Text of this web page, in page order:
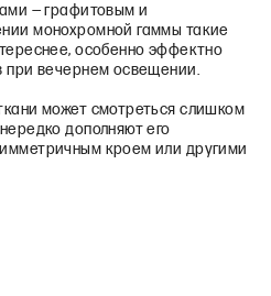
— графитовым и
монохромной гаммы такие
особенно эффектно
при вечернем освещении.
может смотреться слишком
дополняют его
кроем или другими